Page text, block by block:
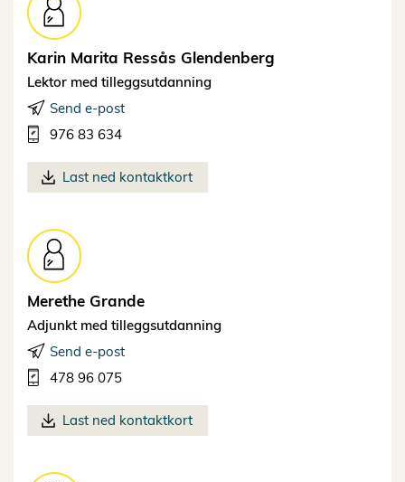
Karin Marita Ressås Glendenberg
Lektor med tilleggsutdanning
Send e-post
976 83 634
Last ned kontaktkort
Merethe Grande
Adjunkt med tilleggsutdanning
Send e-post
478 96 075
Last ned kontaktkort